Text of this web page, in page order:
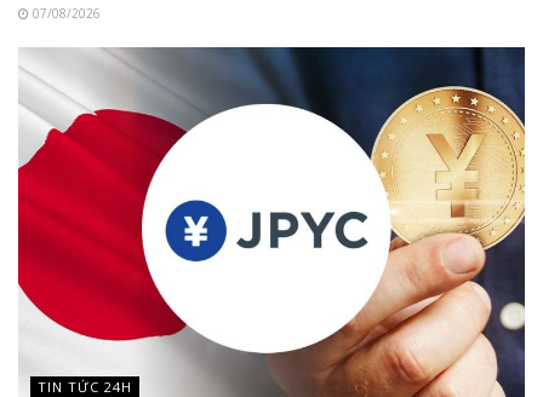
07/08/2026
TIN TỨC 24H